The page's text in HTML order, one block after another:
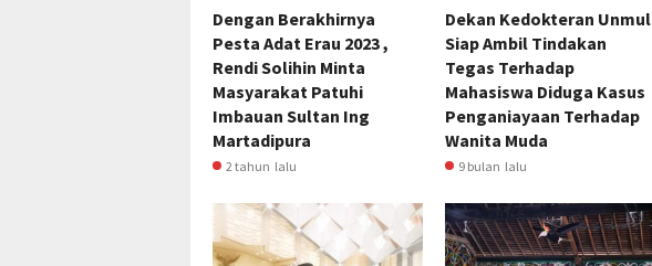
Dengan Berakhirnya
Pesta Adat Erau 2023 ,
Rendi Solihin Minta
Masyarakat Patuhi
Imbauan Sultan Ing
Martadipura
2 tahun lalu
Dekan Kedokteran Unmul
Siap Ambil Tindakan
Tegas Terhadap
Mahasiswa Diduga Kasus
Penganiayaan Terhadap
Wanita Muda
9 bulan lalu